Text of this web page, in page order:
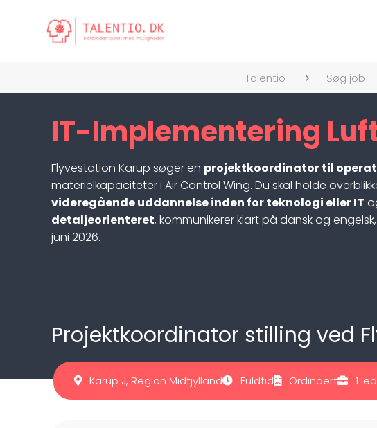
Talentio Søg job
IT-Implementering
Flyvestation Karup søger en projektkoordinator til
materielkapaciteter i Air Control Wing. Du skal holde
videregående uddannelse inden for teknologi eller IT
detaljeorienteret, kommunikerer klart på dansk og
juni 2026.
Projektkoordinator stilling ved
Karup J, Region Midtjylland Fuldtid Ordinaert 1